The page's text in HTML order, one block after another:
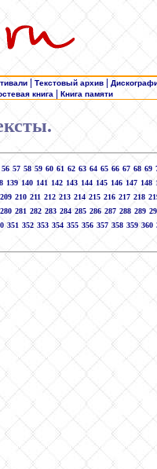
| Текстовый архив
книга| Книга памяти
56 57 58 59 60 61 62 63 64 65 66 67 68 69
139 140 141 142 143 144 145 146 147 148
209 210 211 212 213 214 215 216 217 218
280 281 282 283 284 285 286 287 288 289
351 352 353 354 355 356 357 358 359 360